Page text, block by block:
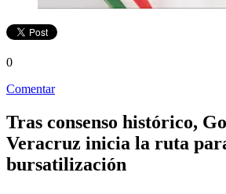
0
Comentar
Tras consenso histórico,
Veracruz inicia la ruta
bursatilización